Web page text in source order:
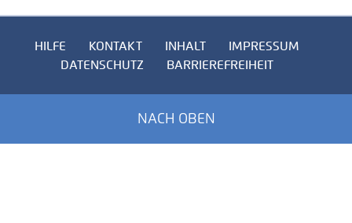
HILFE KONTAKT INHALT
IMPRESSUM
DATENSCHUTZ
BARRIEREFREIHEIT
NACH OBEN